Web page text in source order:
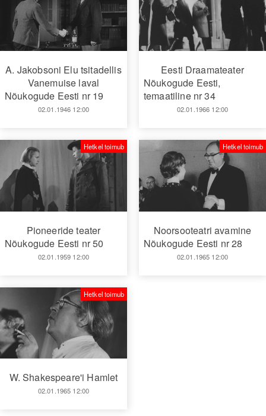
A. Jakobsoni Elu tsitadellis
Vanemuise laval
Nõukogude Eesti nr 19
02.01.1946 12:00
Eesti Draamateater
Nõukogude Eesti,
temaatiline nr 34
02.01.1966 12:00
Pioneeride teater
Nõukogude Eesti nr 50
02.01.1959 12:00
Hetkel toimub
Noorsooteatri avamine
Nõukogude Eesti nr 28
02.01.1965 12:00
Hetkel toimub
W. Shakespeare'i Hamlet
02.01.1965 12:00
Hetkel toimub